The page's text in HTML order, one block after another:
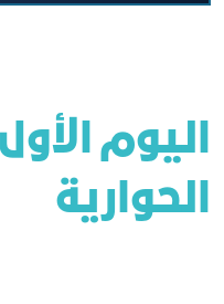
اليوم
الحوارية